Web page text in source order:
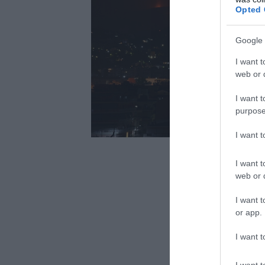
Opted
Google
I want
web or
I want
I want
I want
web or
I want
or app.
I want